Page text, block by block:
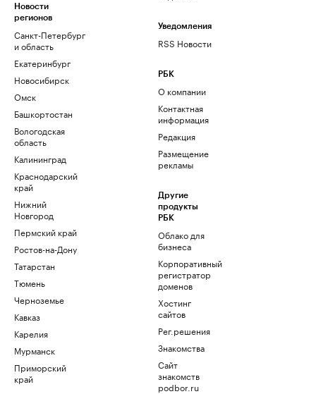
Новости
регионов
Санкт-Петербург
и область
Екатеринбург
Новосибирск
Омск
Башкортостан
Вологодская
область
Калининград
Краснодарский
край
Нижний
Новгород
Пермский край
Ростов-на-Дону
Татарстан
Тюмень
Черноземье
Кавказ
Карелия
Мурманск
Приморский
край
Уведомления
RSS Новости
РБК
О компании
Контактная
информация
Редакция
Размещение
рекламы
Другие
продукты
РБК
Облако для
бизнеса
Корпоративный
регистратор
доменов
Хостинг
сайтов
Рег.решения
Знакомства
Сайт
знакомств
podbor.ru